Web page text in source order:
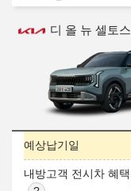
디 올 뉴 셀토스
예상납기일
내방고객 전시차 혜택